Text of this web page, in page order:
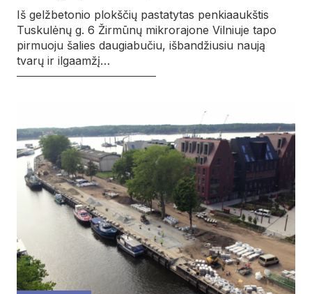
Iš gelžbetonio plokščių pastatytas penkiaaukštis
Tuskulėnų g. 6 Žirmūnų mikrorajone Vilniuje tapo
pirmuoju šalies daugiabučiu, išbandžiusiu naują
tvarų ir ilgaamžį…